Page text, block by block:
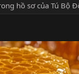
hồ sơ của Tú Bộ